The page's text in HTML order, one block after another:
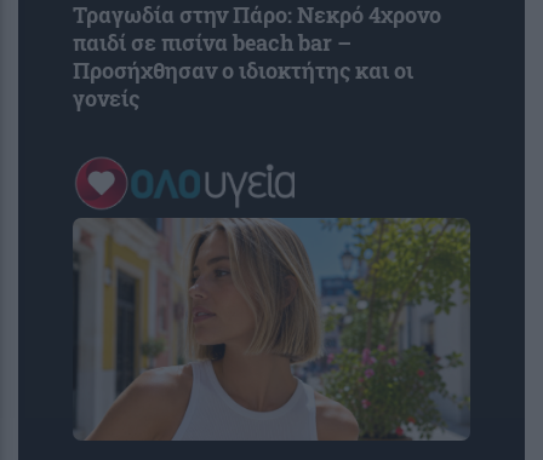
Τραγωδία στην Πάρο: Νεκρό 4χρονο
παιδί σε πισίνα beach bar –
Προσήχθησαν ο ιδιοκτήτης και οι
γονείς